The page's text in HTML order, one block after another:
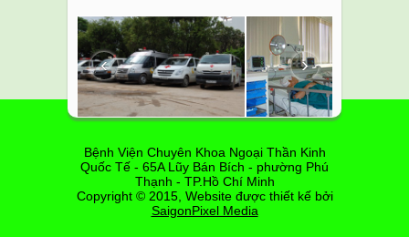
‹ ›
Bệnh Viện Chuyên Khoa Ngoại Thần Kinh
Quốc Tế - 65A Lũy Bán Bích - phường Phú
Thạnh - TP.Hồ Chí Minh
Copyright © 2015, Website được thiết kế bởi
SaigonPixel Media